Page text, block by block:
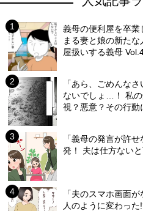
義母の便利屋を卒
まる妻と娘の新た
屋扱いする義母
「あら、ごめんな
ないでしょ…！ 私
視？悪意？その行
「義母の発言が許
発！ 夫は仕方ない
「夫のスマホ画面
人のように変わっ